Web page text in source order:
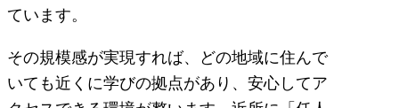
ています。
その規模感が実現すれば、どの地域に住んで
いても近くに学びの拠点があり、安心してア